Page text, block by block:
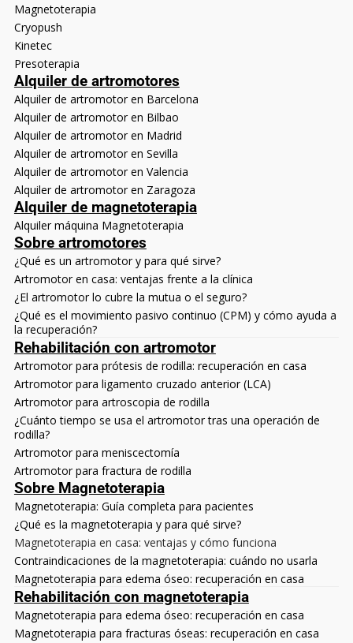
Magnetoterapia
Cryopush
Kinetec
Presoterapia
Alquiler de artromotores
Alquiler de artromotor en Barcelona
Alquiler de artromotor en Bilbao
Alquiler de artromotor en Madrid
Alquiler de artromotor en Sevilla
Alquiler de artromotor en Valencia
Alquiler de artromotor en Zaragoza
Alquiler de magnetoterapia
Alquiler máquina Magnetoterapia
Sobre artromotores
¿Qué es un artromotor y para qué sirve?
Artromotor en casa: ventajas frente a la clínica
¿El artromotor lo cubre la mutua o el seguro?
¿Qué es el movimiento pasivo continuo (CPM) y cómo ayuda a
la recuperación?
Rehabilitación con artromotor
Artromotor para prótesis de rodilla: recuperación en casa
Artromotor para ligamento cruzado anterior (LCA)
Artromotor para artroscopia de rodilla
¿Cuánto tiempo se usa el artromotor tras una operación de
rodilla?
Artromotor para meniscectomía
Artromotor para fractura de rodilla
Sobre Magnetoterapia
Magnetoterapia: Guía completa para pacientes
¿Qué es la magnetoterapia y para qué sirve?
Magnetoterapia en casa: ventajas y cómo funciona
Contraindicaciones de la magnetoterapia: cuándo no usarla
Magnetoterapia para edema óseo: recuperación en casa
Rehabilitación con magnetoterapia
Magnetoterapia para edema óseo: recuperación en casa
Magnetoterapia para fracturas óseas: recuperación en casa